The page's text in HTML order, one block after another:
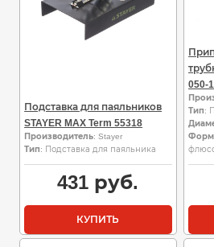
Подставка для паяльников
STAYER MAX Term 55318
Производитель: Stayer
Тип: Подставка для паяльника
431 руб.
КУПИТЬ
050-
Тип: